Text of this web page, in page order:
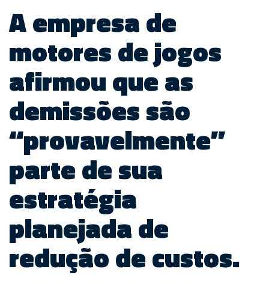
A empresa de
motores de jogos
afirmou que as
demissões são
“provavelmente”
parte de sua
estratégia
planejada de
redução de custos.